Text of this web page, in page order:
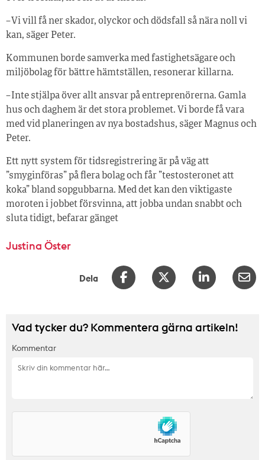
– Vi vill få ner skador, olyckor och dödsfall så nära noll vi
kan, säger Peter.
Kommunen borde samverka med fastighetsägare och
miljöbolag för bättre hämtställen, resonerar killarna.
– Inte stjälpa över allt ansvar på entreprenörerna. Gamla
hus och daghem är det stora problemet. Vi borde få vara
med vid planeringen av nya bostadshus, säger Magnus och
Peter.
Ett nytt system för tidsregistrering är på väg att
”smyginföras” på flera bolag och får ”testosteronet att
koka” bland sopgubbarna. Med det kan den viktigaste
moroten i jobbet försvinna, att jobba undan snabbt och
sluta tidigt, befarar gänget
Justina Öster
Dela
Vad tycker du? Kommentera gärna artikeln!
Kommentar